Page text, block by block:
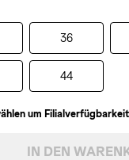
36
44
um
IN DEN